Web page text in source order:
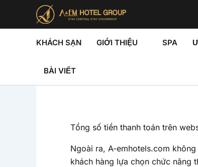
nội
KHÁCH SẠN GIỚI THIỆU SPA
BÀI VIẾT
Tổng số tiền thanh toán trên
Ngoài ra, A-emhotels.com
khách hàng lựa chọn chức năng